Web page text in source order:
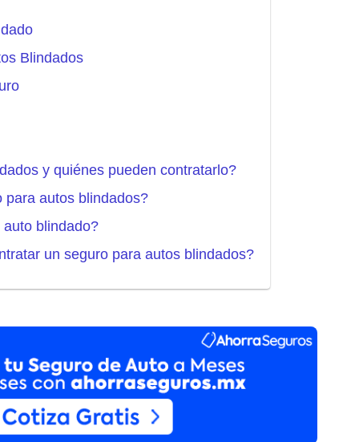
Blindados
y quiénes pueden contratarlo?
para autos blindados?
blindado?
un seguro para autos blindados?